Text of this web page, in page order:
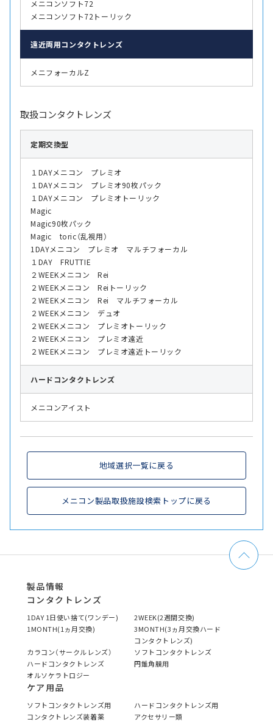
メニコンソフト72
メニコンソフト72トーリック
遠近両用コンタクトレンズ
メニフォーカルZ
取扱コンタクトレンズ
定期交換型
１DAYメニコン プレミオ
１DAYメニコン プレミオ90枚パック
１DAYメニコン プレミオトーリック
Magic
Magic90枚パック
Magic toric（乱視用）
1DAYメニコン プレミオ マルチフォーカル
１DAY FRUTTIE
２WEEKメニコン Rei
２WEEKメニコン Reiトーリック
２WEEKメニコン Rei マルチフォーカル
２WEEKメニコン デュオ
２WEEKメニコン プレミオトーリック
２WEEKメニコン プレミオ遠近
２WEEKメニコン プレミオ遠近トーリック
ハード コンタクトレンズ
メニコンアイスト
地域選択一覧に戻る
メニコン製品取扱施設検索トップに戻る
製品情報
コンタクトレンズ
1DAY 1日使い捨て(ワンデー)
2WEEK(2週間交換)
1MONTH(1ヵ月交換)
3MONTH(3ヵ月交換ハード
コンタクトレンズ)
カラコン（サークルレンズ）
ソフトコンタクトレンズ
ハードコンタクトレンズ
円錐角膜用
オルソケラトロジー
ケア用品
ソフトコンタクトレンズ用
ハードコンタクトレンズ用
コンタクトレンズ装着薬
アクセサリー類